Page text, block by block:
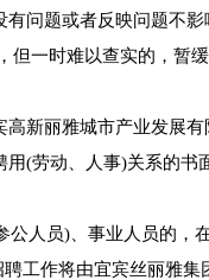
有问题或者反映问题不
但一时难以查实的，暂
高新丽雅城市产业发展
(劳动、人事)关系的书
公人员)、事业人员的，
工作将由宜宾丝丽雅